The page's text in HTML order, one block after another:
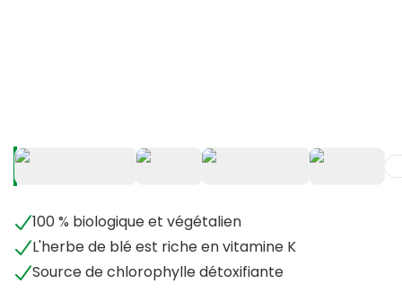
100 % biologique et végétalien
L'herbe de blé est riche en vitamine K
Source de chlorophylle détoxifiante